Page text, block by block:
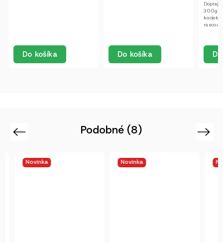
Do košíka Do košíka
300g
kociek
rascou.
Podobné (8)
Previous
Novinka Novinka
Next